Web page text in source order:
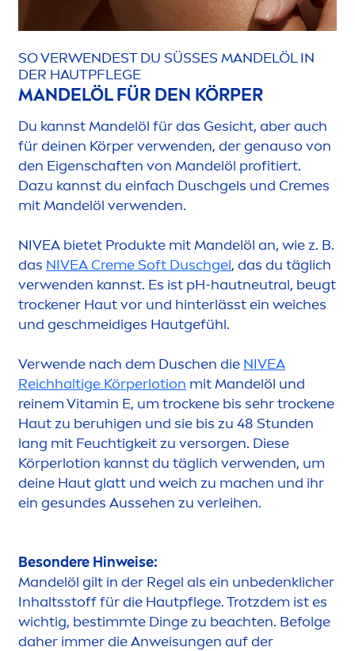
SO VERWENDEST DU SÜSSES MANDELÖL IN D
ER HAUTPFLEGE
MANDELÖL FÜR DEN KÖRPER
Du kannst Mandelöl für das Gesicht, aber auch
für deinen Körper verwenden, der genauso von
den Eigenschaften von Mandelöl profitiert.
Dazu kannst du einfach Duschgels und Cremes
mit Mandelöl verwenden.
NIVEA bietet Produkte mit Mandelöl an, wie z. B.
das NIVEA CremeSoft Duschgel, das du täglich
verwenden kannst. Es ist pH-hautneutral, beugt
trockener Haut vor und hinterlässt ein weiches
und geschmeidiges Hautgefühl.
Verwende nach dem Duschen die NIVEA
Reichhaltige Körperlotion mit Mandelöl und
reinemVitamin E, um trockene bis sehr trockene
Haut zu beruhigen und sie bis zu 48 Stunden
lang mit Feuchtigkeit zu versorgen. Diese
Körperlotion kannst du täglich verwenden, um
deine Haut glatt und weich zu machen und ihr
ein gesundes Aussehen zu verleihen.
Besondere Hinweise:
Mandelöl gilt in der Regel als ein unbedenklicher
Inhaltsstoff für die Hautpflege. Trotzdem ist es
wichtig, bestimmte Dinge zu beachten. Befolge
daher immer die Anweisungen auf der